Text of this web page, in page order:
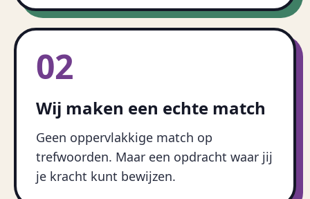
02
Wij maken een echte match
Geen oppervlakkige match op
trefwoorden. Maar een opdracht waar jij
je kracht kunt bewijzen.